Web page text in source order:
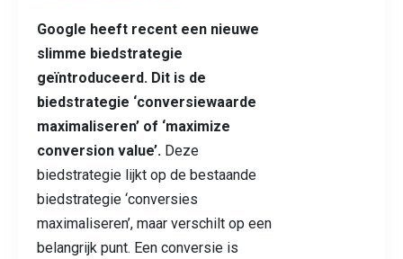
Google heeft recent een nieuwe
slimme biedstrategie
geïntroduceerd. Dit is de
biedstrategie ‘conversiewaarde
maximaliseren’ of ‘maximize
conversion value’. Deze
biedstrategie lijkt op de bestaande
biedstrategie ‘conversies
maximaliseren’, maar verschilt op een
belangrijk punt. Een conversie is